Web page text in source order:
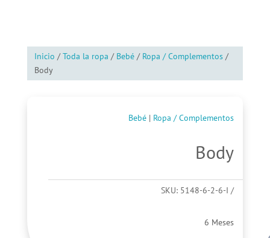
Inicio /Toda la ropa / Bebé/ Ropa / Complementos/
Body
Bebé | Ropa / Complementos
Body
SKU: 5148-6-2-6-I
6 Meses